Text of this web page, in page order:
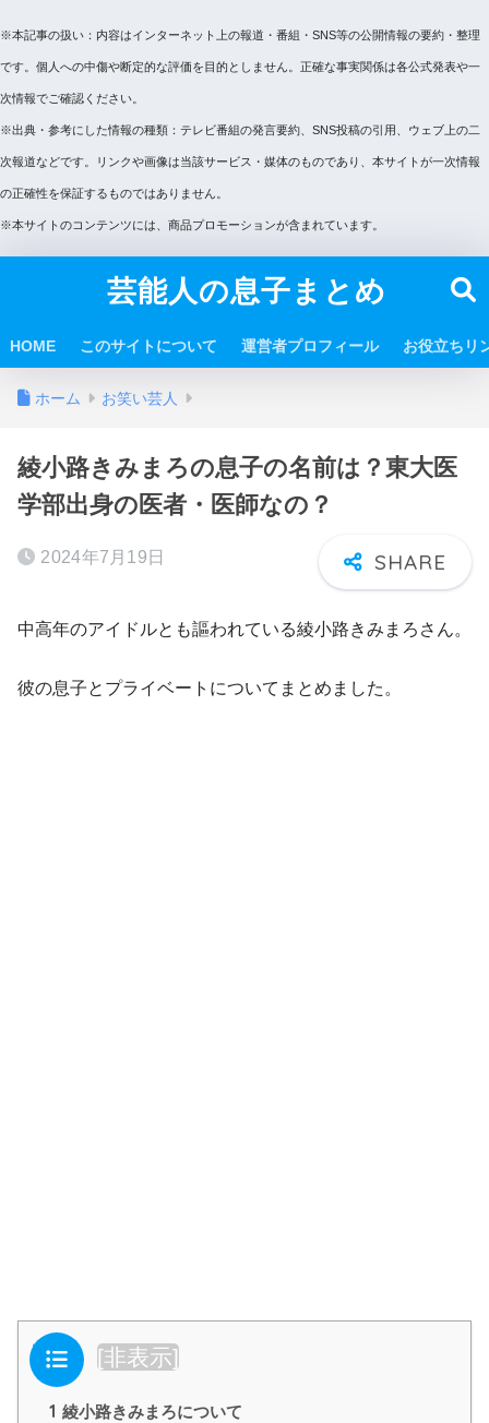
※本記事の扱い：内容はインターネット上の報道・番組・SNS等の公開情報の要約・整理
です。個人への中傷や断定的な評価を目的としません。正確な事実関係は各公式発表や一
次情報でご確認ください。
※出典・参考にした情報の種類：テレビ番組の発言要約、SNS投稿の引用、ウェブ上の二
次報道などです。リンクや画像は当該サービス・媒体のものであり、本サイトが一次情報
の正確性を保証するものではありません。
※本サイトのコンテンツには、商品プロモーションが含まれています。
芸能人の息子まとめ
HOME このサイトについて 運営者プロフィール お役立ちリ
ホーム お笑い芸人
綾小路きみまろの息子の名前は？東大医
学部出身の医者・医師なの？
2024年7月19日
中高年のアイドルとも謳われている綾小路きみまろさん。
彼の息子とプライベートについてまとめました。
目次 [非表示]
1 綾小路きみまろについて